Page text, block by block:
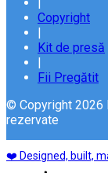
Copyright
Kit de presă
Fii Pregătit
© Copyright 2026
rezervate
❤️ Designed, built,